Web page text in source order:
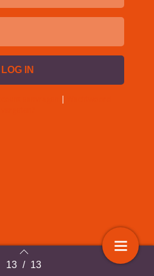
13 / 13
|